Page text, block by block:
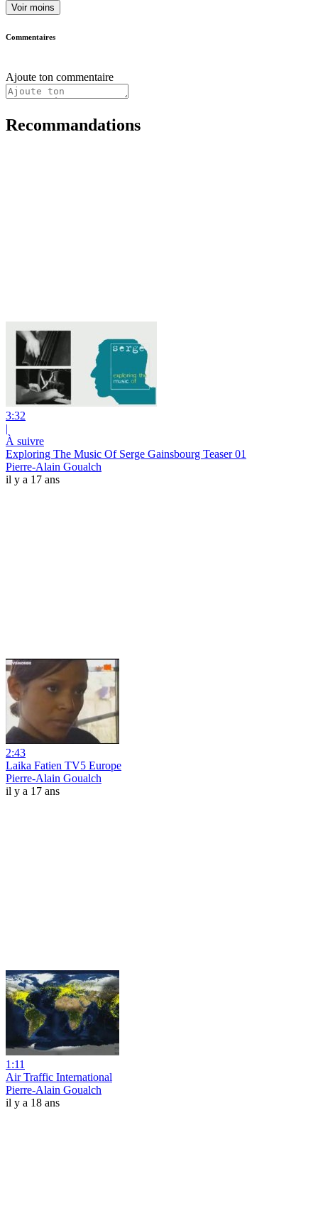
Voir moins
Commentaires
Ajoute ton commentaire
Recommandations
3:32
|
À suivre
Exploring The Music Of Serge Gainsbourg Teaser 01
Pierre-Alain Goualch
il y a 17 ans
2:43
Laika Fatien TV5 Europe
Pierre-Alain Goualch
il y a 17 ans
1:11
Air Traffic International
Pierre-Alain Goualch
il y a 18 ans